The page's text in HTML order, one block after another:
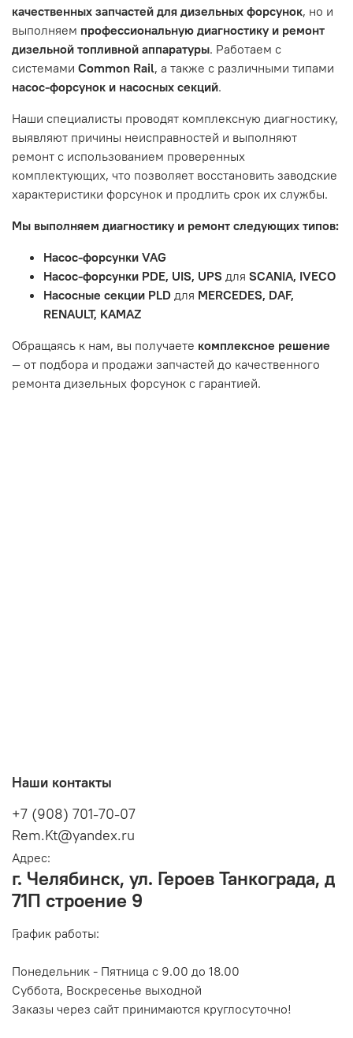
обслуживания или эксплуатации автомобиля. Если у вас
возникнут проблемы с отремонтированной системой,
мы обязательно разберемся в ситуации и предложим
решение. Однако если проблема вызвана одним из
перечисленных выше факторов, мы не сможем
Гарантия не распространяется на следующие случаи:
Истек гарантийный срок.
Товар является расходным материалом, который
тормозные колодки, диски сцепления, свечи зажигания
Неисправности вызваны ДТП, неправильной установкой
или чрезмерным износом.
Неисправность топливной системы или системы
впуска/выпуска.
качественных запчастей для дизельных форсунок, но и
выполняем профессиональную диагностику и ремонт
дизельной топливной аппаратуры. Работаем с
системами Common Rail, а также с различными типами
насос-форсунок и насосных секций.
Наши специалисты проводят комплексную диагностику,
выявляют причины неисправностей и выполняют
ремонт с использованием проверенных
комплектующих, что позволяет восстановить заводские
характеристики форсунок и продлить срок их службы.
Мы выполняем диагностику и ремонт следующих типов:
Насос-форсунки VAG
Насос-форсунки PDE, UIS, UPS для SCANIA, IVECO
Насосные секции PLD для MERCEDES, DAF,
RENAULT, KAMAZ
Обращаясь к нам, вы получаете комплексное решение
— от подбора и продажи запчастей до качественного
ремонта дизельных форсунок с гарантией.
Наши контакты
+7 (908) 701-70-07
Rem.Kt@yandex.ru
Адрес:
г. Челябинск, ул. Героев Танкограда, д
71П строение 9
График работы:
Понедельник - Пятница с 9.00 до 18.00
Суббота, Воскресенье выходной
Заказы через сайт принимаются круглосуточно!